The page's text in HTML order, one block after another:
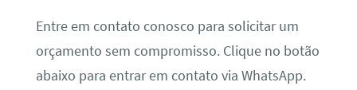
Entre em contato conosco para solicitar um
orçamento sem compromisso. Clique no botão
abaixo para entrar em contato via WhatsApp.